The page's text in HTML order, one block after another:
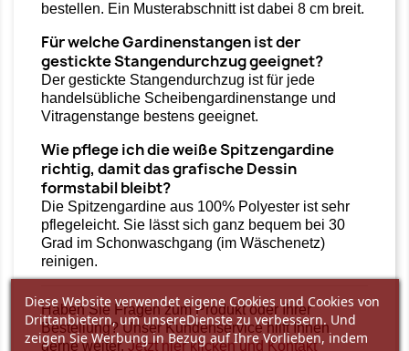
bestellen. Ein Musterabschnitt ist dabei 8 cm breit.
Für welche Gardinenstangen ist der
gestickte Stangendurchzug geeignet?
Der gestickte Stangendurchzug ist für jede
handelsübliche Scheibengardinenstange und
Vitragenstange bestens geeignet.
Wie pflege ich die weiße Spitzengardine
richtig, damit das grafische Dessin
formstabil bleibt?
Die Spitzengardine aus 100% Polyester ist sehr
pflegeleicht. Sie lässt sich ganz bequem bei 30
Grad im Schonwaschgang (im Wäschenetz)
reinigen.
Haben Sie Fragen zum Produkt oder Ihrer
Bestellung? Unser Kundenservice hilft Ihnen
gerne weiter.Jetzt hier klicken und Kontakt
Diese Website verwendet eigene Cookies und Cookies von
Drittanbietern, um unsereDienste zu verbessern. Und
zeigen Sie Werbung in Bezug auf Ihre Vorlieben, indem